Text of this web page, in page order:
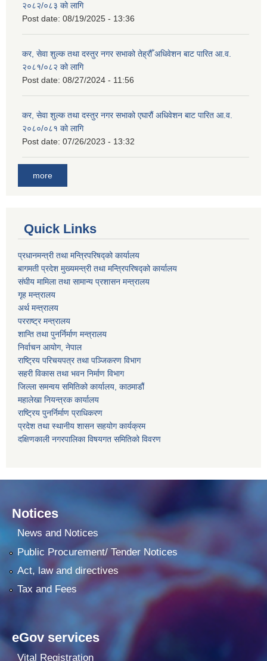
२०८२/०८३ को लागि
Post date: 08/19/2025 - 13:36
कर, सेवा शुल्क तथा दस्तुर नगर सभाको तेह्रौँ अधिवेशन बाट पारित आ.व.
२०८१/०८२ को लागि
Post date: 08/27/2024 - 11:56
कर, सेवा शुल्क तथा दस्तुर नगर सभाको एघारौं अधिवेशन बाट पारित आ.व.
२०८०/०८१ को लागि
Post date: 07/26/2023 - 13:32
more
Quick Links
प्रधानमन्त्री तथा मन्त्रिपरिषद्को कार्यालय
बागमती प्रदेश मुख्यमन्त्री तथा मन्त्रिपरिषद्को कार्यालय
संघीय मामिला तथा सामान्य प्रशासन मन्त्रालय
गृह मन्त्रालय
अर्थ मन्त्रालय
परराष्ट्र मन्त्रालय
शान्ति तथा पुनर्निर्माण मन्त्रालय
निर्वाचन आयोग, नेपाल
राष्ट्रिय परिचयपत्र तथा पञ्जिकरण विभाग
सहरी विकास तथा भवन निर्माण विभाग
जिल्ला समन्वय समितिको कार्यालय, काठमाडौं
महालेखा नियन्त्रक कार्यालय
राष्ट्रिय पुनर्निर्माण प्राधिकरण
प्रदेश तथा स्थानीय शासन सहयोग कार्यक्रम
दक्षिणकाली नगरपालिका विषयगत समितिको विवरण
Notices
News and Notices
Public Procurement/ Tender Notices
Act, law and directives
Tax and Fees
eGov services
Vital Registration